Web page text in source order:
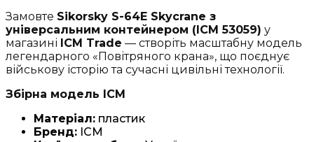
Замовте Sikorsky S-64E Skycrane з
універсальним контейнером (ICM 53059) у
магазині ICM Trade — створіть масштабну модель
легендарного «Повітряного крана», що поєднує
військову історію та сучасні цивільні технології.
Збірна модель ICM
Матеріал: пластик
Бренд: ICM